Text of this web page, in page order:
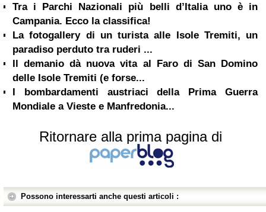
Tra i Parchi Nazionali più belli d’Italia uno è in
Campania. Ecco la classifica!
La fotogallery di un turista alle Isole Tremiti, un
paradiso perduto tra ruderi ...
Il demanio dà nuova vita al Faro di San Domino
delle Isole Tremiti (e forse...
I bombardamenti austriaci della Prima Guerra
Mondiale a Vieste e Manfredonia...
Ritornare alla prima pagina di
Possono interessarti anche questi articoli :